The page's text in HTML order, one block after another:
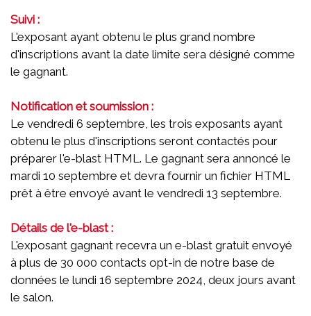
Suivi :
L'exposant ayant obtenu le plus grand nombre
d'inscriptions avant la date limite sera désigné comme
le gagnant.
Notification et soumission :
Le vendredi 6 septembre, les trois exposants ayant
obtenu le plus d'inscriptions seront contactés pour
préparer l'e-blast HTML. Le gagnant sera annoncé le
mardi 10 septembre et devra fournir un fichier HTML
prêt à être envoyé avant le vendredi 13 septembre.
Détails de l'e-blast :
L'exposant gagnant recevra un e-blast gratuit envoyé
à plus de 30 000 contacts opt-in de notre base de
données le lundi 16 septembre 2024, deux jours avant
le salon.